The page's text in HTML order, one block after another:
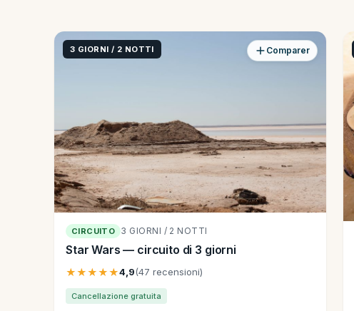
3 GIORNI / 2 NOTTI
CIRCUITO 3 GIORNI / 2 NOTTI
Star Wars — circuito di 3 giorni
★★★★★4,9(47 recensioni)
Cancellazione gratuita
Comparer